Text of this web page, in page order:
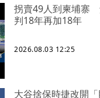
拐賣49人到柬埔寨
判18年再加18年
2026.08.03 12:25
大谷捨保時捷改開